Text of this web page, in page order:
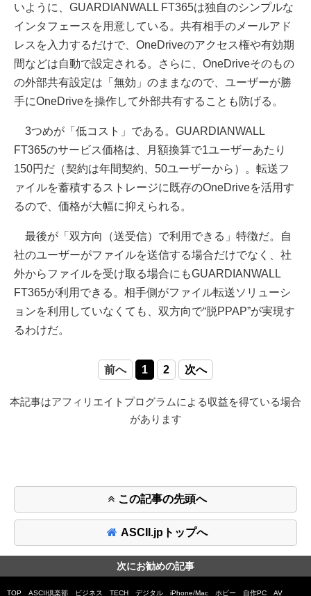
いように、GUARDIANWALL FT365は独自のシンプルな
インタフェースを用意している。共有相手のメールアド
レスを入力するだけで、OneDriveのアクセス権や有効期
間などは自動で設定される。さらに、OneDriveそのもの
の外部共有設定は「無効」のままなので、ユーザーが勝
手にOneDriveを操作して外部共有することも防げる。
3つめが「低コスト」である。GUARDIANWALL
FT365のサービス価格は、月額換算で1ユーザーあたり
150円だ（契約は年間契約、50ユーザーから）。転送フ
ァイルを蓄積するストレージに既存のOneDriveを活用す
るので、価格が大幅に抑えられる。
最後が「双方向（送受信）で利用できる」特徴だ。自
社のユーザーがファイルを送信する場合だけでなく、社
外からファイルを受け取る場合にもGUARDIANWALL
FT365が利用できる。相手側がファイル転送ソリューシ
ョンを利用していなくても、双方向で“脱PPAP”が実現す
るわけだ。
前へ 1 2 次へ
本記事はアフィリエイトプログラムによる収益を得ている場合
があります
この記事の先頭へ
ASCII.jpトップへ
次にお勧めの記事
TOP ASCII倶楽部 ビジネス TECH デジタル iPhone/Mac ホビー 自作PC AV